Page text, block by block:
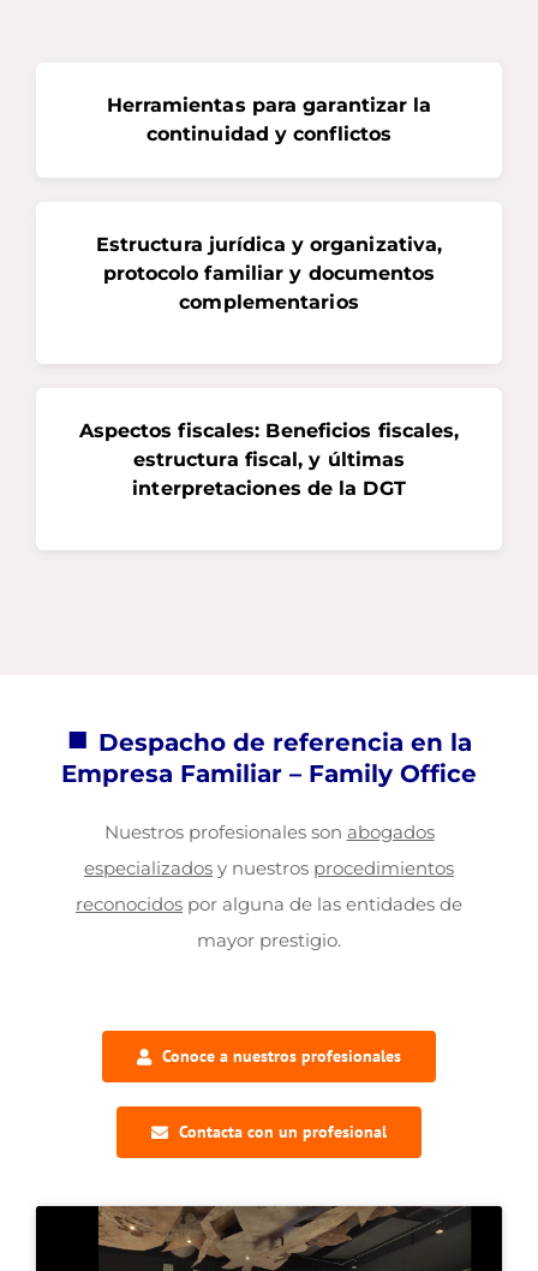
Herramientas para garantizar la
continuidad y conflictos
Estructura jurídica y organizativa,
protocolo familiar y documentos
complementarios
Aspectos fiscales: Beneficios fiscales,
estructura fiscal, y últimas
interpretaciones de la DGT
■ Despacho de referencia en la
Empresa Familiar – Family Office
Nuestros profesionales son abogados
especializados y nuestros procedimientos
reconocidos por alguna de las entidades de
mayor prestigio.
Conoce a nuestros profesionales
Contacta con un profesional